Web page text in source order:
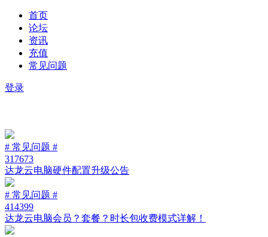
首页
论坛
资讯
充值
常见问题
登录
# 常见问题 #
317673
达龙云电脑硬件配置升级公告
# 常见问题 #
414399
达龙云电脑会员？套餐？时长包收费模式详解！